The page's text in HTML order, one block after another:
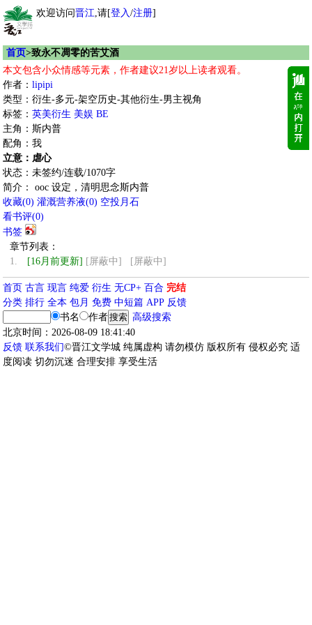
欢迎访问晋江,请[登入/注册]
首页>致永不凋零的苦艾酒
本文包含小众情感等元素，作者建议21岁以上读者观看。
作者： lipipi
类型：衍生-多元-架空历史-其他衍生-男主视角
标签： 英美衍生 美娱 BE
主角：斯内普
配角：我
立意：虐心
状态：未签约/连载/1070字
简介： ooc 设定，清明思念斯内普
收藏(0) 灌溉营养液(0) 空投月石
看书评(0)
书签
章节列表：
1.
[16月前更新] [屏蔽中] [屏蔽中]
首页 古言 现言 纯爱 衍生 无CP+ 百合 完结
分类 排行 全本 包月 免费 中短篇 APP 反馈
书名
作者
高级搜索
北京时间：2026-08-09 18:41:40
反馈 联系我们©晋江文学城 纯属虚构 请勿模仿 版权所有 侵权必究 适
度阅读 切勿沉迷 合理安排 享受生活